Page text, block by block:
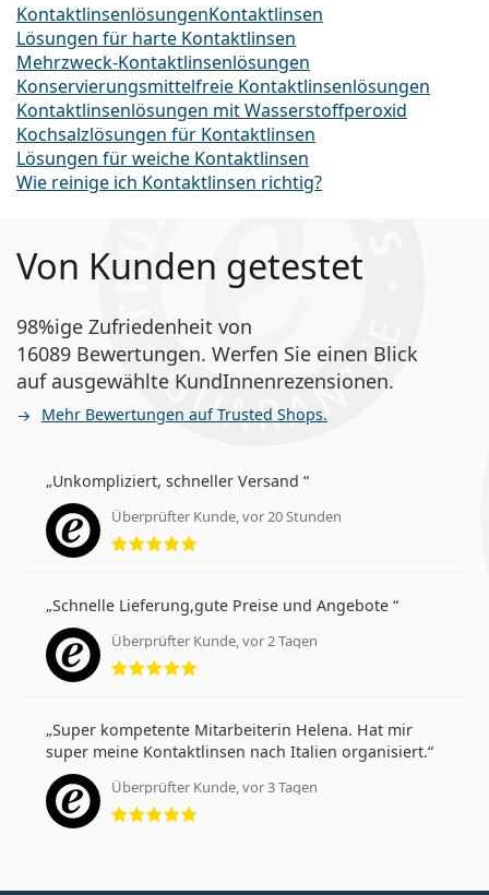
KontaktlinsenlösungenKontaktlinsen
Lösungen für harte Kontaktlinsen
Mehrzweck-Kontaktlinsenlösungen
Konservierungsmittelfreie Kontaktlinsenlösungen
Kontaktlinsenlösungen mit Wasserstoffperoxid
Kochsalzlösungen für Kontaktlinsen
Lösungen für weiche Kontaktlinsen
Wie reinige ich Kontaktlinsen richtig?
Von Kunden getestet
98%ige Zufriedenheit von
16089 Bewertungen. Werfen Sie einen Blick
auf ausgewählte KundInnenrezensionen.
Mehr Bewertungen auf Trusted Shops.
Unkompliziert, schneller Versand
Überprüfter Kunde, vor 20 Stunden
Bewertung 5 aus 5
Schnelle Lieferung,gute Preise und Angebote
Überprüfter Kunde, vor 2 Tagen
Bewertung 5 aus 5
Super kompetente Mitarbeiterin Helena. Hat mir
super meine Kontaktlinsen nach Italien organisiert.
Überprüfter Kunde, vor 3 Tagen
Bewertung 5 aus 5